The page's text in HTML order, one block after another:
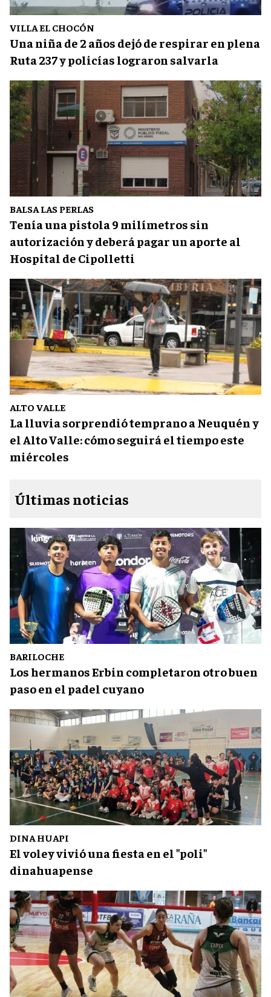
VILLA EL CHOCÓN
Una niña de 2 años dejó de respirar en plena
Ruta 237 y policías lograron salvarla
BALSA LAS PERLAS
Tenía una pistola 9 milímetros sin
autorización y deberá pagar un aporte al
Hospital de Cipolletti
ALTO VALLE
La lluvia sorprendió temprano a Neuquén y
el Alto Valle: cómo seguirá el tiempo este
miércoles
Últimas noticias
BARILOCHE
Los hermanos Erbin completaron otro buen
paso en el padel cuyano
DINA HUAPI
El voley vivió una fiesta en el "poli"
dinahuapense